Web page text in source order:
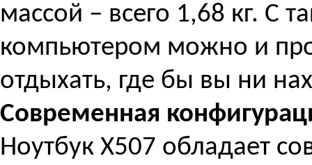
массой – всего 1,68 кг. С
компьютером можно и
отдыхать, где бы вы ни
Современная
Ноутбук X507 обладает